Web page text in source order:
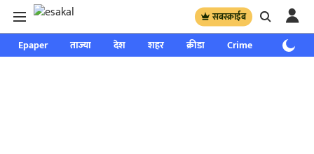
सबस्क्राईब
Epaper ताज्या देश शहर क्रीडा Crime साप्ताहिक